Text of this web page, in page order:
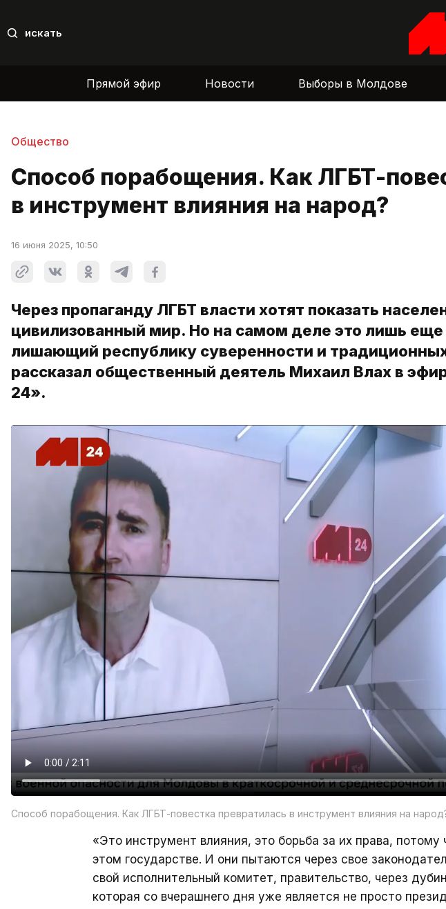
искать
Прямой эфир Новости Выборы в Молдове
Общество
Способ порабощения. Как ЛГБТ-
в инструмент влияния на народ?
16 июня 2025, 10:50
Через пропаганду ЛГБТ власти хотят показать
цивилизованный мир. Но на самом деле это лишь
лишающий республику суверенности и
рассказал общественный деятель Михаил Влах в
24».
Способ порабощения. Как ЛГБТ-повестка превратилась в инструмент влияния на
«Это инструмент влияния, это борьба за их права,
этом государстве. И они пытаются через свое
свой исполнительный комитет, правительство, через
которая со вчерашнего дня уже является не просто